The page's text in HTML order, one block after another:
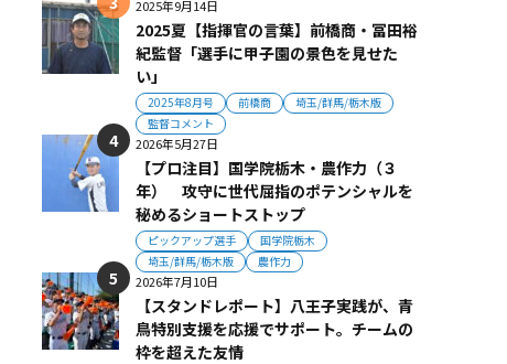
2025年9月14日
2025夏【指揮官の言葉】前橋商・冨田裕
紀監督「選手に甲子園の景色を見せた
い」
2025年8月号 前橋商
埼玉/群馬/栃木版
監督コメント
2026年5月27日
【プロ注目】国学院栃木・農作力（３
年） 攻守に世代屈指のポテンシャルを
秘めるショートストップ
ピックアップ選手
国学院栃木
埼玉/群馬/栃木版
農作力
2026年7月10日
【スタンドレポート】八王子実践が、青
鳥特別支援を応援でサポート。チームの
枠を超えた友情